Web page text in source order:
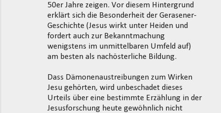
50er Jahre zeigen. Vor diesem Hintergrund
erklärt sich die Besonderheit der Gerasener-
Geschichte (Jesus wirkt unter Heiden und
fordert auch zur Bekanntmachung
wenigstens im unmittelbaren Umfeld auf)
am besten als nachösterliche Bildung.
Dass Dämonenaustreibungen zum Wirken
Jesu gehörten, wird unbeschadet dieses
Urteils über eine bestimmte Erzählung in der
Jesusforschung heute gewöhnlich nicht